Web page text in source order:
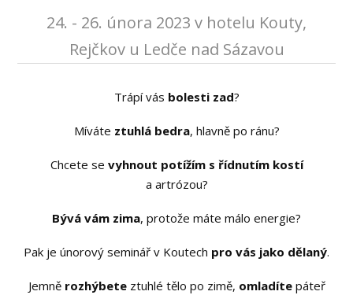
24. - 26. února 2023 v hotelu Kouty,
Rejčkov u Ledče nad Sázavou
Trápí vás bolesti zad?
Míváte ztuhlá bedra, hlavně po ránu?
Chcete se vyhnout potížím s řídnutím kostí
a artrózou?
Bývá vám zima, protože máte málo energie?
Pak je únorový seminář v Koutech pro vás jako dělaný.
Jemně rozhýbeteztuhlé tělo po zimě, omladítepáteř